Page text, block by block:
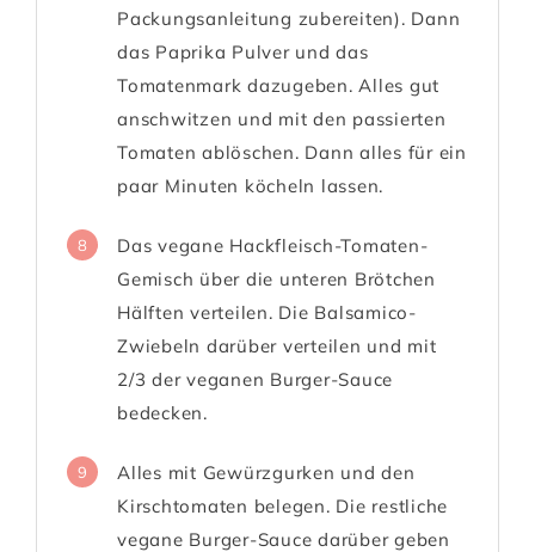
Packungsanleitung zubereiten). Dann
das Paprika Pulver und das
Tomatenmark dazugeben. Alles gut
anschwitzen und mit den passierten
Tomaten ablöschen. Dann alles für ein
paar Minuten köcheln lassen.
8
Das vegane Hackfleisch-Tomaten-
Gemisch über die unteren Brötchen
Hälften verteilen. Die Balsamico-
Zwiebeln darüber verteilen und mit
2/3 der veganen Burger-Sauce
bedecken.
9
Alles mit Gewürzgurken und den
Kirschtomaten belegen. Die restliche
vegane Burger-Sauce darüber geben